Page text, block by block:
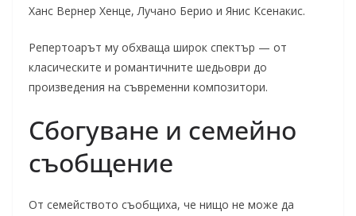
Ханс Вернер Хенце, Лучано Берио и Янис Ксенакис.
Репертоарът му обхваща широк спектър — от
класическите и романтичните шедьоври до
произведения на съвременни композитори.
Сбогуване и семейно
съобщение
От семейството съобщиха, че нищо не може да